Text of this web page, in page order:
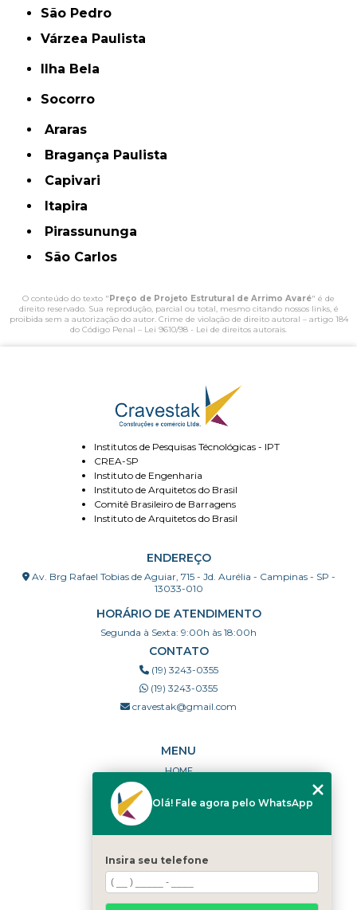
São Pedro
Várzea Paulista
Ilha Bela
Socorro
Araras
Bragança Paulista
Capivari
Itapira
Pirassununga
São Carlos
O conteúdo do texto "Preço de Projeto Estrutural de Arrimo Avaré" é de
direito reservado. Sua reprodução, parcial ou total, mesmo citando nossos links, é
proibida sem a autorização do autor. Crime de violação de direito autoral – artigo 184
do Código Penal – Lei 9610/98 - Lei de direitos autorais
Institutos de Pesquisas Técnológicas - IPT
CREA-SP
Instituto de Engenharia
Instituto de Arquitetos do Brasil
Comitê Brasileiro de Barragens
Instituto de Arquitetos do Brasil
ENDEREÇO
Av. Brg Rafael Tobias de Aguiar, 715 - Jd. Aurélia - Campinas - SP -
13033-010
HORÁRIO DE ATENDIMENTO
Segunda à Sexta: 9:00h às 18:00h
CONTATO
(19) 3243-0355
(19) 3243-0355
cravestak@gmail.com
MENU
HOME
PORTFÓLIO
DÚVIDAS FREQUENTES
CATEGORIAS
MAPA DO SITE
Olá! Fale agora pelo WhatsApp
Insira seu telefone